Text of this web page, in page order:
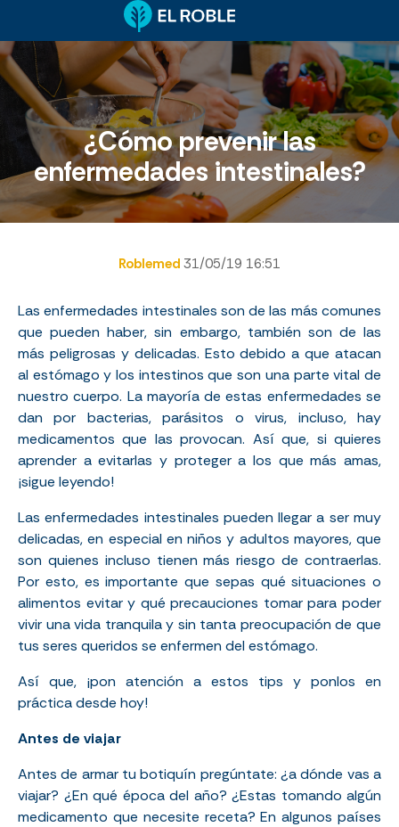
¿Cómo prevenir las
enfermedades intestinales?
Roblemed 31/05/19 16:51
Las enfermedades intestinales son de las más comunes
que pueden haber, sin embargo, también son de las
más peligrosas y delicadas. Esto debido a que atacan
al estómago y los intestinos que son una parte vital de
nuestro cuerpo. La mayoría de estas enfermedades se
dan por bacterias, parásitos o virus, incluso, hay
medicamentos que las provocan. Así que, si quieres
aprender a evitarlas y proteger a los que más amas,
¡sigue leyendo!
Las enfermedades intestinales pueden llegar a ser muy
delicadas, en especial en niños y adultos mayores, que
son quienes incluso tienen más riesgo de contraerlas.
Por esto, es importante que sepas qué situaciones o
alimentos evitar y qué precauciones tomar para poder
vivir una vida tranquila y sin tanta preocupación de que
tus seres queridos se enfermen del estómago.
Así que, ¡pon atención a estos tips y ponlos en
práctica desde hoy!
Antes de viajar
Antes de armar tu botiquín pregúntate: ¿a dónde vas a
viajar? ¿En qué época del año? ¿Estas tomando algún
medicamento que necesite receta? En algunos países